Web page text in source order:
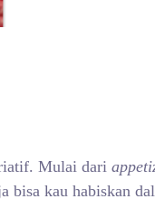
Mulai dari
bisa kau habiskan